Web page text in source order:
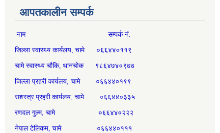
आपतकालीन सम्पर्क
नाम सम्पर्क नं.
जिल्ला स्वास्थ्य कार्यलय, चामे ०६६४४०११९
चामे स्वास्थ्य चौकि, थानचोक ९८६४७४०९७७
जिल्ला प्रहरी कार्यलय, चामे ०६६४४०१९९
सशस्त्र प्रहरी कार्यलय, चामे ०६६४४०३३५
रणदल गुल्म, चामे ०६६४४०२२२
नेपाल टेलिकम, चामे ०६६४४०१११